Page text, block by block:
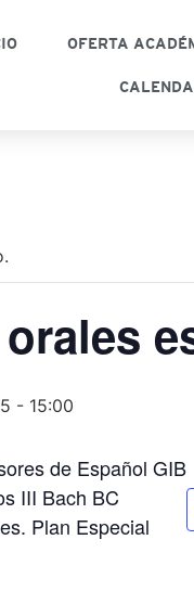
OFERTA
- 15:00
de Español GIB
III Bach BC
Plan Especial